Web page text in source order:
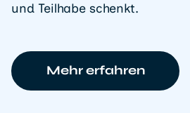
und Teilhabe schenkt.
Mehr erfahren